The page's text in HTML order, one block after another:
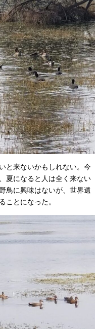
と来ないかもしれない。今
夏になると人は全く来ない
鳥に興味はないが、世界遺
ことになった。